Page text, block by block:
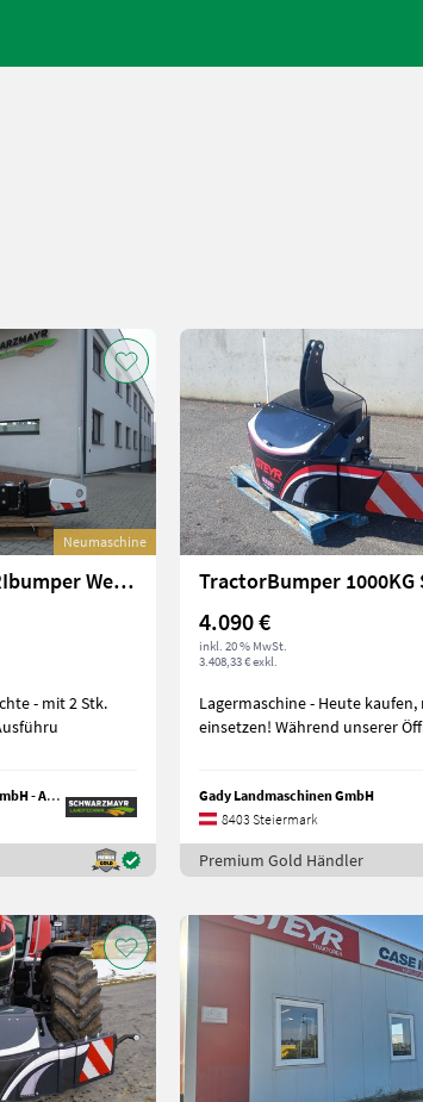
Neumaschine
TractorBumper AGRIbumper Weight-Line 700
Schwarzmayr Landtechnik GmbH - Aurolzmünster
TractorBumper 1000KG
4.090 €
inkl. 20 % MwSt.
3.408,33 € exkl.
Lagermaschine - Heute kaufen,
einsetzen! Während
Gady Landmaschinen GmbH
8403 Steiermark
Premium Gold Händler